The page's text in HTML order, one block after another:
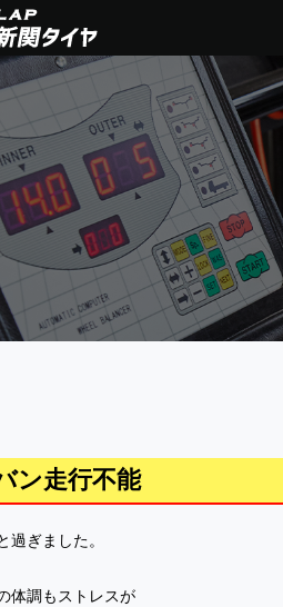
ン走行不能
過ぎました。
体調もストレスが